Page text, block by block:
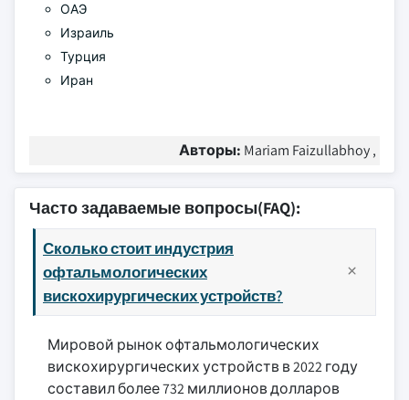
ОАЭ
Израиль
Турция
Иран
Авторы: Mariam Faizullabhoy ,
Часто задаваемые вопросы(FAQ):
Сколько стоит индустрия
офтальмологических
вискохирургических устройств?
Мировой рынок офтальмологических
вискохирургических устройств в 2022 году
составил более 732 миллионов долларов